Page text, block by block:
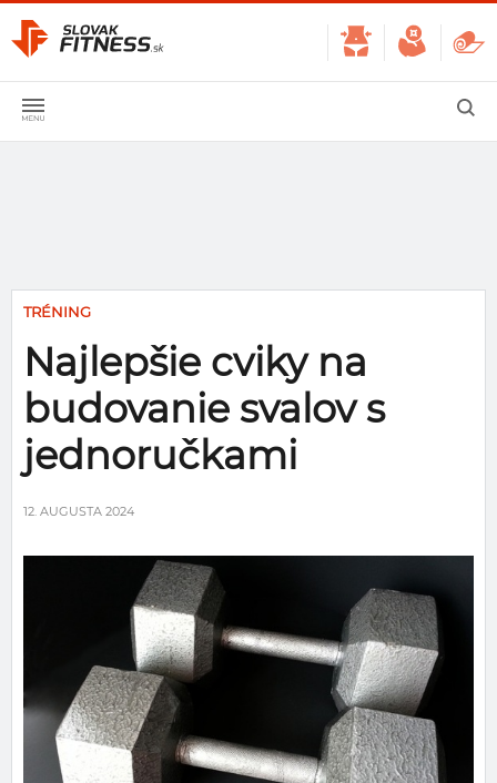
TRÉNING
Najlepšie cviky na
budovanie svalov s
jednoručkami
12. AUGUSTA 2024